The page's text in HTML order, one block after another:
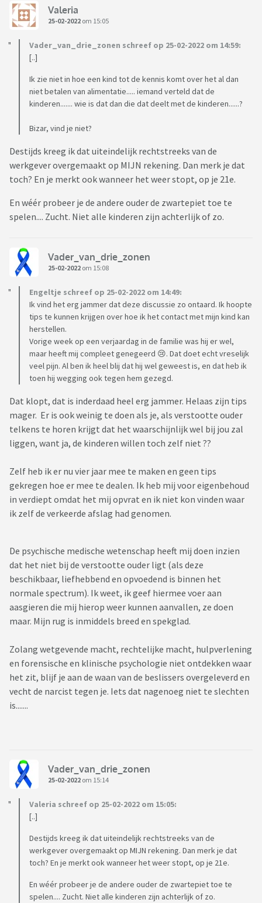
Valeria
25-02-2022 om 15:05
Vader_van_drie_zonen schreef op 25-02-2022 om 14:59:
[..]
Ik zie niet in hoe een kind tot de kennis komt over het al dan
niet betalen van alimentatie..... iemand verteld dat de
kinderen....... wie is dat dan die dat deelt met de kinderen......?
Bizar, vind je niet?
Destijds kreeg ik dat uiteindelijk rechtstreeks van de
werkgever overgemaakt op MIJN rekening. Dan merk je dat
toch? En je merkt ook wanneer het weer stopt, op je 21e.
En wéér probeer je de andere ouder de zwartepiet toe te
spelen.... Zucht. Niet alle kinderen zijn achterlijk of zo.
Vader_van_drie_zonen
25-02-2022 om 15:08
Engeltje schreef op 25-02-2022 om 14:49:
Ik vind het erg jammer dat deze discussie zo ontaard. Ik hoopte
tips te kunnen krijgen over hoe ik het contact met mijn kind kan
herstellen.
Vorige week op een verjaardag in de familie was hij er wel,
maar heeft mij compleet genegeerd 😢. Dat doet echt vreselijk
veel pijn. Al ben ik heel blij dat hij wel geweest is, en dat heb ik
toen hij wegging ook tegen hem gezegd.
Dat klopt, dat is inderdaad heel erg jammer. Helaas zijn tips
mager. Er is ook weinig te doen als je, als verstootte ouder
telkens te horen krijgt dat het waarschijnlijk wel bij jou zal
liggen, want ja, de kinderen willen toch zelf niet ??
Zelf heb ik er nu vier jaar mee te maken en geen tips
gekregen hoe er mee te dealen. Ik heb mij voor eigenbehoud
in verdiept omdat het mij opvrat en ik niet kon vinden waar
ik zelf de verkeerde afslag had genomen.
De psychische medische wetenschap heeft mij doen inzien
dat het niet bij de verstootte ouder ligt (als deze
beschikbaar, liefhebbend en opvoedend is binnen het
normale spectrum). Ik weet, ik geef hiermee voer aan
aasgieren die mij hierop weer kunnen aanvallen, ze doen
maar. Mijn rug is inmiddels breed en spekglad.
Zolang wetgevende macht, rechtelijke macht, hulpverlening
en forensische en klinische psychologie niet ontdekken waar
het zit, blijf je aan de waan van de beslissers overgeleverd en
vecht de narcist tegen je. Iets dat nagenoeg niet te slechten
is.......
Vader_van_drie_zonen
25-02-2022 om 15:14
Valeria schreef op 25-02-2022 om 15:05:
[..]
Destijds kreeg ik dat uiteindelijk rechtstreeks van de
werkgever overgemaakt op MIJN rekening. Dan merk je dat
toch? En je merkt ook wanneer het weer stopt, op je 21e.
En wéér probeer je de andere ouder de zwartepiet toe te
spelen.... Zucht. Niet alle kinderen zijn achterlijk of zo.